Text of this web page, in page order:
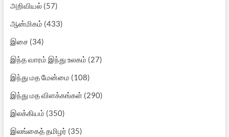
அறிவியல்(57)
ஆன்மிகம் (433)
இசை(34)
இந்த வாரம் இந்து உலகம் (27)
இந்து மத மேன்மை (108)
இந்து மத விளக்கங்கள்(290)
இலக்கியம் (350)
இலங்கைத் தமிழர் (35)